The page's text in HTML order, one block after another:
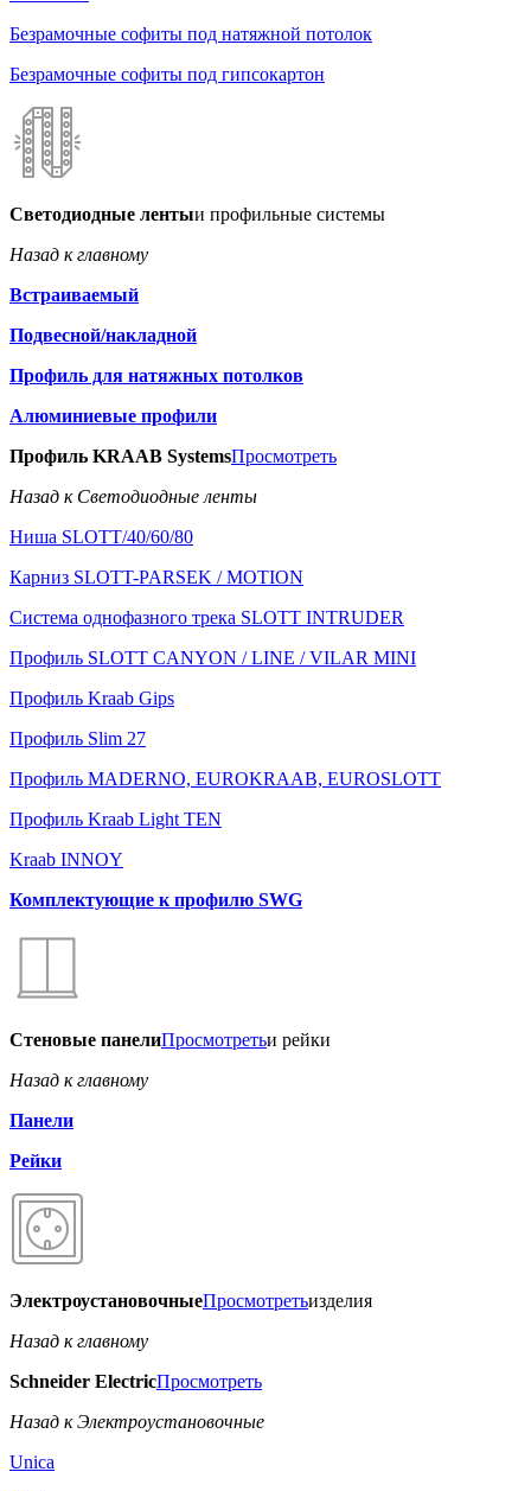
Безрамочные софиты под натяжной потолок
Безрамочные софиты под гипсокартон
Светодиодные лентыи профильные системы
Назад к главному
Встраиваемый
Подвесной/накладной
Профиль для натяжных потолков
Алюминиевые профили
Профиль KRAAB SystemsПросмотреть
Назад к Светодиодные ленты
Ниша SLOTT/40/60/80
Карниз SLOTT-PARSEK / MOTION
Система однофазного трека SLOTT INTRUDER
Профиль SLOTT CANYON / LINE / VILAR MINI
Профиль Kraab Gips
Профиль Slim 27
Профиль MADERNO, EUROKRAAB, EUROSLOTT
Профиль Kraab Light TEN
Kraab INNOY
Комплектующие к профилю SWG
Стеновые панелиПросмотретьи рейки
Назад к главному
Панели
Рейки
ЭлектроустановочныеПросмотретьизделия
Назад к главному
Schneider ElectricПросмотреть
Назад к Электроустановочные
Unica